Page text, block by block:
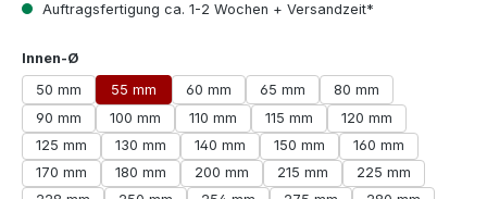
Auftragsfertigung ca. 1-2 Wochen + Versandzeit*
Innen-Ø
50 mm
55 mm 60 mm 65 mm
80 mm
90 mm
100 mm 110 mm 115 mm
120 mm
125 mm
130 mm 140 mm 150 mm
160 mm
170 mm
180 mm 200 mm 215 mm
225 mm